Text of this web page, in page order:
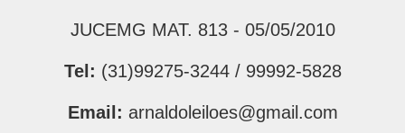
JUCEMG MAT. 813 - 05/05/2010
Tel: (31)99275-3244 / 99992-5828
Email: arnaldoleiloes@gmail.com